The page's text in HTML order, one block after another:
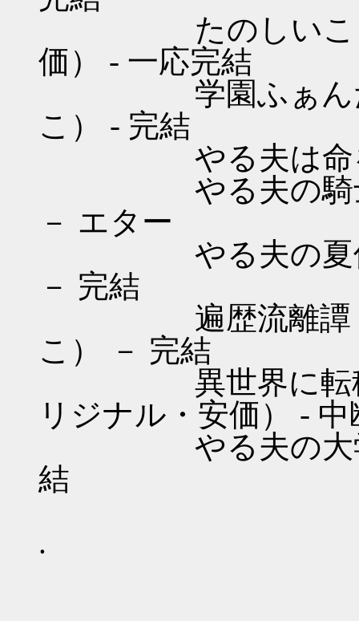
たのしいこうこ
価） - 一応完結
学園ふぁんたじ
こ） - 完結
やる夫は命を的
やる夫の騎士道
－ エター
やる夫の夏休み
－ 完結
遍歴流離譚 （オ
こ） － 完結
異世界に転移し
リジナル・安価） - 中
やる夫の大学生
結
.